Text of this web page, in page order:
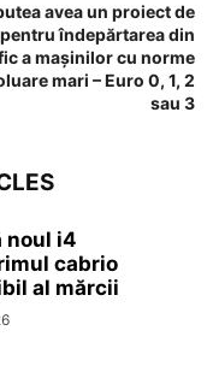
avea un proiect de
îndepărtarea din
a mașinilor cu norme
mari – Euro 0, 1, 2
sau 3
noul i4
cabrio
al mărcii